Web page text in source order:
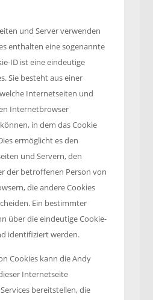
und Server verwenden
enthalten eine sogenannte
ID ist eine eindeutige
Sie besteht aus einer
Internetseiten und
Internetbrowser
in dem das Cookie
ermöglicht es den
und Servern, den
der betroffenen Person von
die andere Cookies
Ein bestimmter
über die eindeutige Cookie-
identifiziert werden.
Cookies kann die Andy
Internetseite
bereitstellen, die